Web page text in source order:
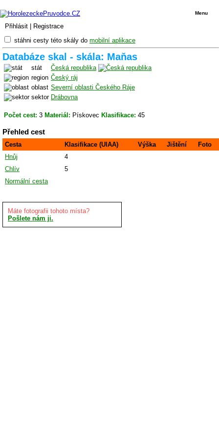
Přihlásit Registrace
Menu
stáhni cesty této skály do mobilní aplikace
Databáze skal - skála: Maňas
stát
Česká republika
region Český ráj
oblast Severní oblasti Českého Ráje
sektor Drábovna
Počet cest: 3 Materiál: Pískovec Klasifikace: 45
Přehled cest
Cesta Klasifikace (UIAA) Výška Jištění
Foto
Hnůj
4
Chlív
5
Normální cesta
Máte fotografii tohoto místa?
Pošlete nám ji.